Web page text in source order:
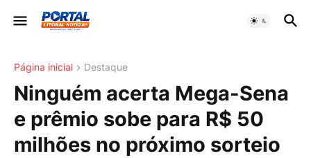
Página inicial Destaque
Ninguém acerta Mega-Sena
e prêmio sobe para R$ 50
milhões no próximo sorteio